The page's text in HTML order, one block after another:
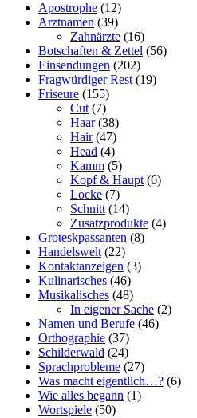
Apostrophe (12)
Arztnamen (39)
Zahnärzte (16)
Botschaften & Zettel (56)
Einsendungen (202)
Fragwürdiger Rest (19)
Friseure (155)
Cut (7)
Haar(38)
Hair(47)
Head (4)
Kamm (5)
Kopf & Haupt (6)
Locke (7)
Schnitt (14)
Zusatzprodukte (4)
Groteskpassanten (8)
Handelswelt (22)
Kontaktanzeigen (3)
Kulinarisches (46)
Musikalisches (48)
In eigener Sache (2)
Namen und Berufe (46)
Orthographie (37)
Schilderwald (24)
Sprachprobleme (27)
Was macht eigentlich…? (6)
Wie alles begann (1)
Wortspiele (50)